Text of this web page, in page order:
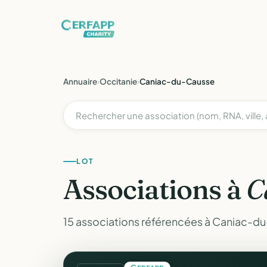
Annuaire›Occitanie›Caniac-du-Causse
LOT
Associations à
15 associations référencées à Caniac-